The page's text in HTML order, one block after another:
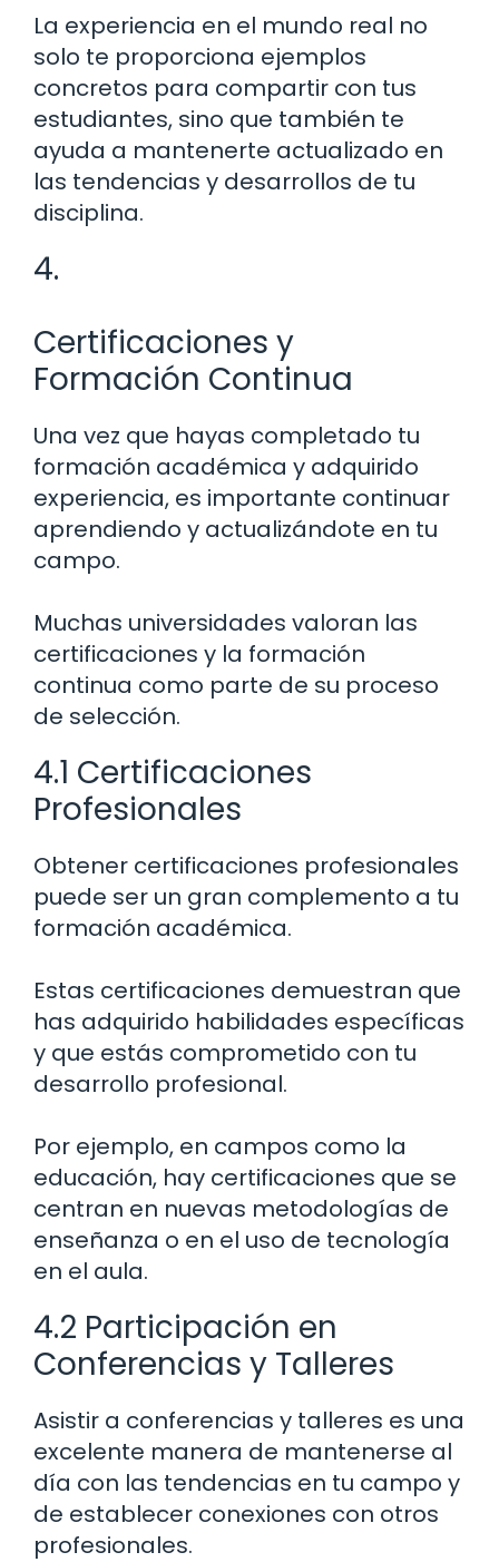
La experiencia en el mundo real no
solo te proporciona ejemplos
concretos para compartir con tus
estudiantes, sino que también te
ayuda a mantenerte actualizado en
las tendencias y desarrollos de tu
disciplina.
4.
Certificaciones y
Formación Continua
Una vez que hayas completado tu
formación académica y adquirido
experiencia, es importante continuar
aprendiendo y actualizándote en tu
campo.
Muchas universidades valoran las
certificaciones y la formación
continua como parte de su proceso
de selección.
4.1 Certificaciones
Profesionales
Obtener certificaciones profesionales
puede ser un gran complemento a tu
formación académica.
Estas certificaciones demuestran que
has adquirido habilidades específicas
y que estás comprometido con tu
desarrollo profesional.
Por ejemplo, en campos como la
educación, hay certificaciones que se
centran en nuevas metodologías de
enseñanza o en el uso de tecnología
en el aula.
4.2 Participación en
Conferencias y Talleres
Asistir a conferencias y talleres es una
excelente manera de mantenerse al
día con las tendencias en tu campo y
de establecer conexiones con otros
profesionales.